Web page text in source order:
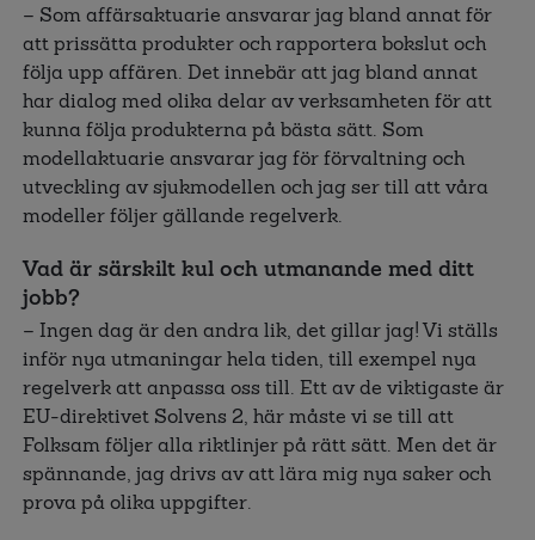
– Som affärsaktuarie ansvarar jag bland annat för
att prissätta produkter och rapportera bokslut och
följa upp affären. Det innebär att jag bland annat
har dialog med olika delar av verksamheten för att
kunna följa produkterna på bästa sätt. Som
modellaktuarie ansvarar jag för förvaltning och
utveckling av sjukmodellen och jag ser till att våra
modeller följer gällande regelverk.
Vad är särskilt kul och utmanande med ditt
jobb?
– Ingen dag är den andra lik, det gillar jag! Vi ställs
inför nya utmaningar hela tiden, till exempel nya
regelverk att anpassa oss till. Ett av de viktigaste är
EU-direktivet Solvens 2, här måste vi se till att
Folksam följer alla riktlinjer på rätt sätt. Men det är
spännande, jag drivs av att lära mig nya saker och
prova på olika uppgifter.